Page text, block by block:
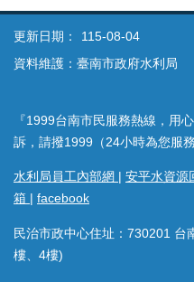
更新日期：
115-08-04
資料維護：臺南市政府水利局
『1999台南市民服務熱線，用
訴，請撥1999（24小時為您服務
水利局員工內部網 | 安平水資源
箱 | facebook
民治市政中心住址：730201 台
樓、4樓)